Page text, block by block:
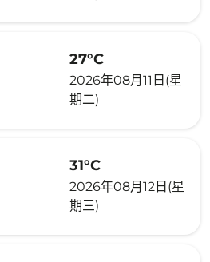
27°C
2026年08月11日(星
期二)
31°C
2026年08月12日(星
期三)